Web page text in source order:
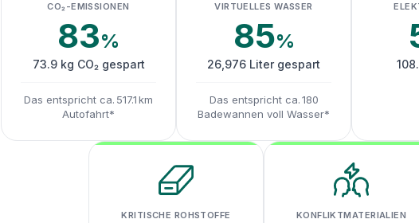
CO₂-EMISSIONEN
83%
73.9 kg CO₂ gespart
Das entspricht ca. 517.1 km
Autofahrt*
VIRTUELLES WASSER
85%
26,976 Liter gespart
Das entspricht ca. 180
Badewannen voll Wasser*
KRITISCHE ROHSTOFFE KONFLIKTMATERIALIEN